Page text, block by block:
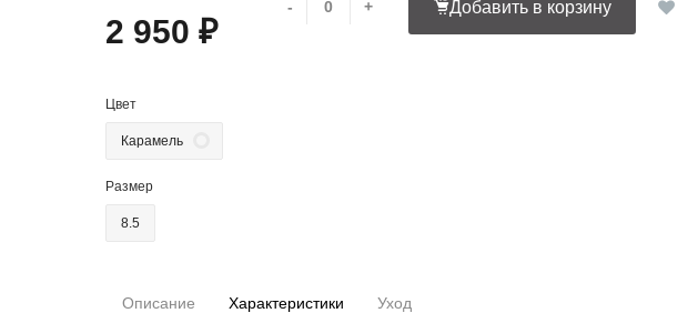
2 950 ₽
- + Добавить в корзину
Цвет
Карамель
Размер
8.5
Описание Характеристики Уход